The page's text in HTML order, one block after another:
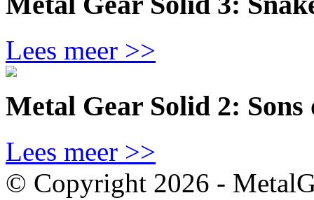
Lees meer >>
Metal Gear Solid 2:
Lees meer >>
© Copyright 2026 -